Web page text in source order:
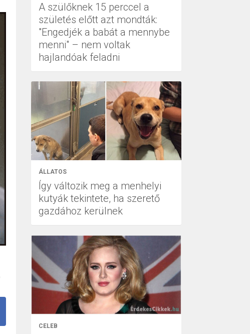
A szülőknek 15 perccel a
születés előtt azt mondták:
"Engedjék a babát a mennybe
menni" – nem voltak
hajlandóak feladni
ÁLLATOS
Így változik meg a menhelyi
kutyák tekintete, ha szerető
gazdához kerülnek
CELEB